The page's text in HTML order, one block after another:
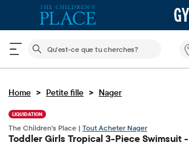
Le champ de recherche ci-
que
Home > Petite fille > Nager
LIQUIDATION
The Children's Place | Tout Acheter Nager
Toddler Girls Tropical 3-Piece Swimsuit